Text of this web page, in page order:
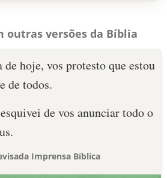
outras versões da Bíblia
hoje, vos protesto que estou
de todos.
de vos anunciar todo o
Imprensa Bíblica